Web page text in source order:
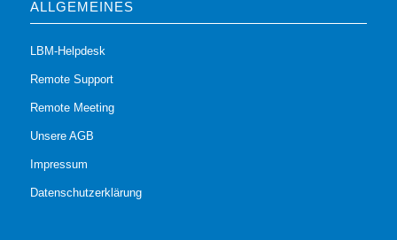
ALLGEMEINES
LBM-Helpdesk
Remote Support
Remote Meeting
Unsere AGB
Impressum
Datenschutzerklärung